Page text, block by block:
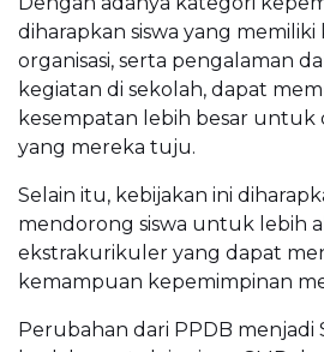
diharapkan siswa yang
organisasi, serta pengalaman
kegiatan di sekolah, dapat
kesempatan lebih besar untuk
yang mereka tuju.
Selain itu, kebijakan ini
mendorong siswa untuk lebih
ekstrakurikuler yang dapat
kemampuan kepemimpinan
Perubahan dari PPDB menjadi